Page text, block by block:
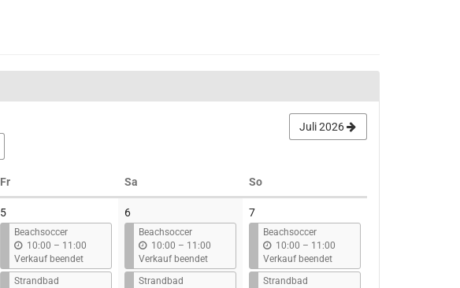
Juli 2026
FrFreitag Sa SoSonntag
5
Beachsoccer
10:00 – b
i
s
11:00
Verkauf beendet
Strandbad
6
Beachsoccer
10:00 – b
i
s
11:00
Verkauf beendet
Strandbad
7
Beachsoccer
10:00 – b
i
s
11:00
Verkauf beendet
Strandbad